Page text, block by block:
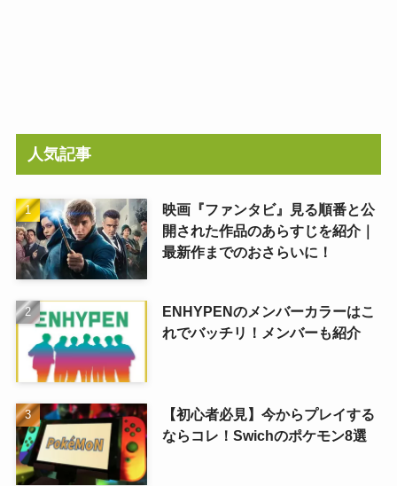
人気記事
映画『ファンタビ』見る順番と公
開された作品のあらすじを紹介｜
最新作までのおさらいに！
ENHYPENのメンバーカラーはこ
れでバッチリ！メンバーも紹介
【初心者必見】今からプレイする
ならコレ！Swichのポケモン8選